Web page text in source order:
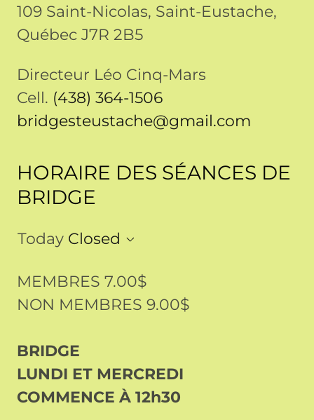
109 Saint-Nicolas, Saint-Eustache,
Québec J7R 2B5
Directeur Léo Cinq-Mars
Cell. (438) 364-1506
bridgesteustache@gmail.com
HORAIRE DES SÉANCES DE
BRIDGE
Today Closed
MEMBRES 7.00$
NON MEMBRES 9.00$
BRIDGE
LUNDI ET MERCREDI
COMMENCE À 12h30